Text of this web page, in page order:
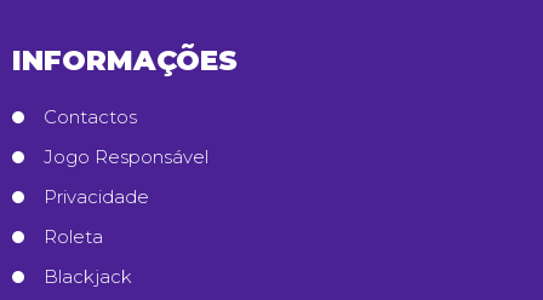
INFORMAÇÕES
Contactos
Jogo Responsável
Privacidade
Roleta
Blackjack